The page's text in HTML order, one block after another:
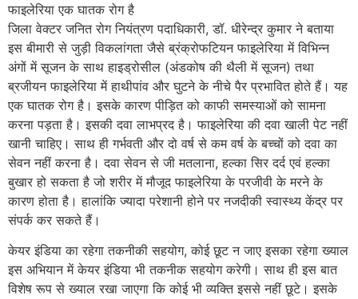
फाइलेरिया एक घातक रोग है
जिला वेक्टर जनित रोग नियंत्रण पदाधिकारी, डॉ. धीरेन्द्र कुमार ने बताया
इस बीमारी से जुड़ी विकलांगता जैसे ब्रंक्रोफटियन फाइलेरिया में विभिन्न
अंगों में सूजन के साथ हाइड्रोसील (अंडकोष की थैली में सूजन) तथा
ब्रजीयन फाइलेरिया में हाथीपांव और घुटने के नीचे पैर प्रभावित होते हैं। यह
एक घातक रोग है। इसके कारण पीड़ित को काफी समस्याओं को सामना
करना पड़ता है। इसकी दवा लाभप्रद है। फाइलेरिया की दवा खाली पेट नहीं
खानी चाहिए। साथ ही गर्भवती और दो वर्ष से कम वर्ष के बच्चों को दवा का
सेवन नहीं करना है। दवा सेवन से जी मतलाना, हल्का सिर दर्द एवं हल्का
बुखार हो सकता है जो शरीर में मौजूद फाइलेरिया के परजीवी के मरने के
कारण होता है। हालांकि ज्यादा परेशानी होने पर नजदीकी स्वास्थ्य केंद्र पर
संपर्क कर सकते हैं।
केयर इंडिया का रहेगा तकनीकी सहयोग, कोई छूट न जाए इसका रहेगा ख्याल
इस अभियान में केयर इंडिया भी तकनीक सहयोग करेगी। साथ ही इस बात
विशेष रूप से ख्याल रखा जाएगा कि कोई भी व्यक्ति इससे नहीं छूटे। इसके